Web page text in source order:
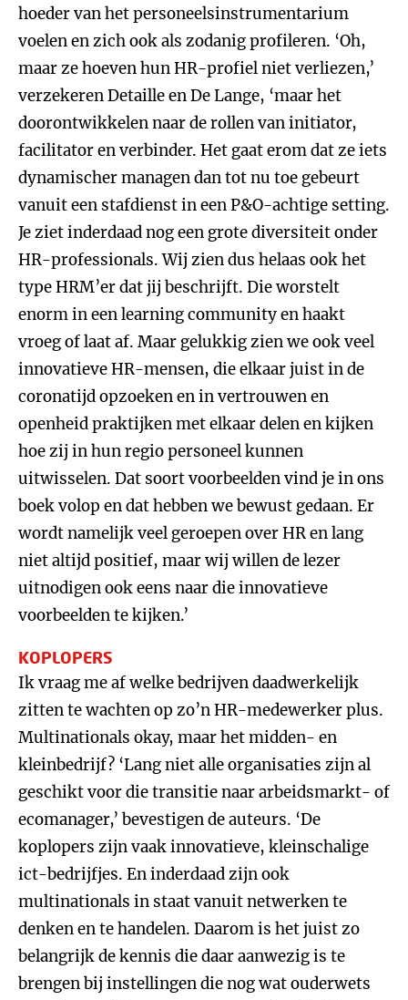
hoeder van het personeelsinstrumentarium
voelen en zich ook als zodanig profileren. ‘Oh,
maar ze hoeven hun HR-profiel niet verliezen,’
verzekeren Detaille en De Lange, ‘maar het
doorontwikkelen naar de rollen van initiator,
facilitator en verbinder. Het gaat erom dat ze iets
dynamischer managen dan tot nu toe gebeurt
vanuit een stafdienst in een P&O-achtige setting.
Je ziet inderdaad nog een grote diversiteit onder
HR-professionals. Wij zien dus helaas ook het
type HRM’er dat jij beschrijft. Die worstelt
enorm in een learning community en haakt
vroeg of laat af. Maar gelukkig zien we ook veel
innovatieve HR-mensen, die elkaar juist in de
coronatijd opzoeken en in vertrouwen en
openheid praktijken met elkaar delen en kijken
hoe zij in hun regio personeel kunnen
uitwisselen. Dat soort voorbeelden vind je in ons
boek volop en dat hebben we bewust gedaan. Er
wordt namelijk veel geroepen over HR en lang
niet altijd positief, maar wij willen de lezer
uitnodigen ook eens naar die innovatieve
voorbeelden te kijken.’
KOPLOPERS
Ik vraag me af welke bedrijven daadwerkelijk
zitten te wachten op zo’n HR-medewerker plus.
Multinationals okay, maar het midden- en
kleinbedrijf? ‘Lang niet alle organisaties zijn al
geschikt voor die transitie naar arbeidsmarkt- of
ecomanager,’ bevestigen de auteurs. ‘De
koplopers zijn vaak innovatieve, kleinschalige
ict-bedrijfjes. En inderdaad zijn ook
multinationals in staat vanuit netwerken te
denken en te handelen. Daarom is het juist zo
belangrijk de kennis die daar aanwezig is te
brengen bij instellingen die nog wat ouderwets